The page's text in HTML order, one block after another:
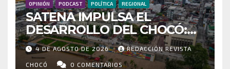
OPINIÓN PODCAST POLÍTICA REGIONAL
SATENA IMPULSA EL
DESARROLLO DEL CHOCÓ:
MÁS DE 35 MIL PASAJEROS
MOVILIZADOS Y NUEVAS
4 DE AGOSTO DE 2026 REDACCIÓN REVISTA
CHOCÓ 0 COMENTARIOS